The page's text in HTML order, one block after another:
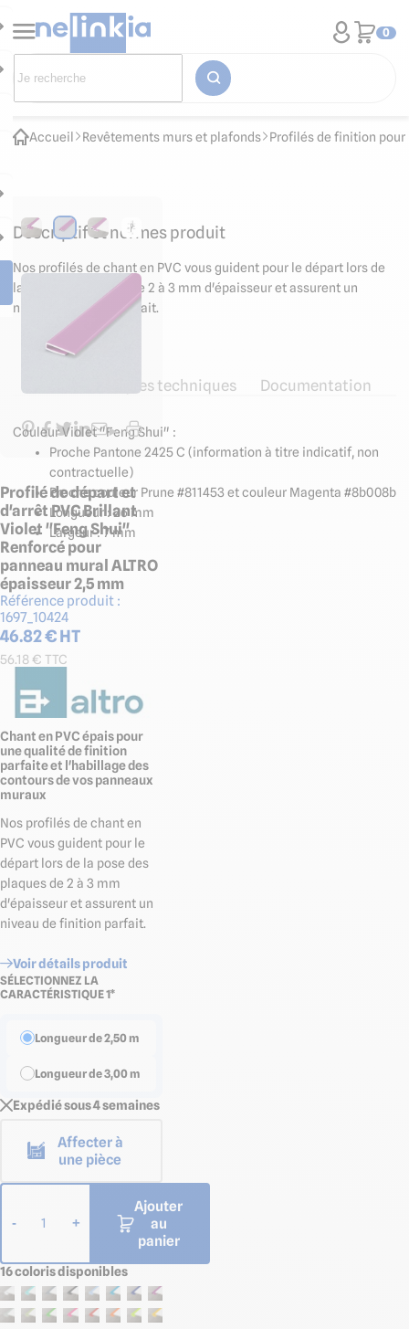
0
Accueil Revêtements murs et plafonds Profilés de finition
Profilé de départ et
d'arrêt PVC Brillant
Violet "Feng Shui"
Renforcé pour
panneau mural ALTRO
épaisseur 2,5 mm
Référence produit :
1697_10424
46.82€ HT
56.18€ TTC
Chant en PVC épais pour
une qualité de finition
parfaite et l'habillage des
contours de vos panneaux
muraux
Nos profilés de chant en
PVC vous guident pour le
départ lors de la pose des
plaques de 2 à 3 mm
d'épaisseur et assurent un
niveau de finition parfait.
Voir détails produit
SÉLECTIONNEZ LA
CARACTÉRISTIQUE 1*
Longueur de 2,50 m
Longueur de 3,00 m
Expédié sous 4 semaines
Affecter à
une pièce
- 1 +
Ajouter
au
panier
16 coloris disponibles
Descriptif et normes produit
Nos profilés de chant en PVC vous guident pour le départ lors de
la pose des plaques de 2 à 3 mm d'épaisseur et assurent un
niveau de finition parfait.
Caractéristiques techniques Documentation
Couleur Violet "Feng Shui" :
Proche Pantone 2425 C (information à titre indicatif, non
contractuelle)
Proche couleur Prune #811453 et couleur Magenta #8b008b
Longueur : 26 mm
Largeur : 7 mm